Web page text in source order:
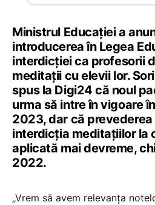
Ministrul Educației a
introducerea în Legea
interdicției ca profesorii
meditații cu elevii lor.
spus la Digi24 că noul
urma să intre în vigoare
2023, dar că
interdicția meditațiilor la
aplicată mai devreme,
2022.
„Vrem să avem relevanța